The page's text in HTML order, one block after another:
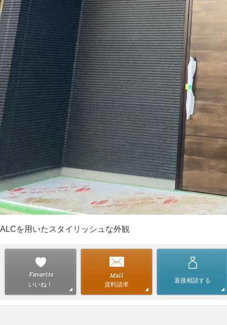
ALCを用いたスタイリッシュな外観
いいね！ 資料請求
直接相談する